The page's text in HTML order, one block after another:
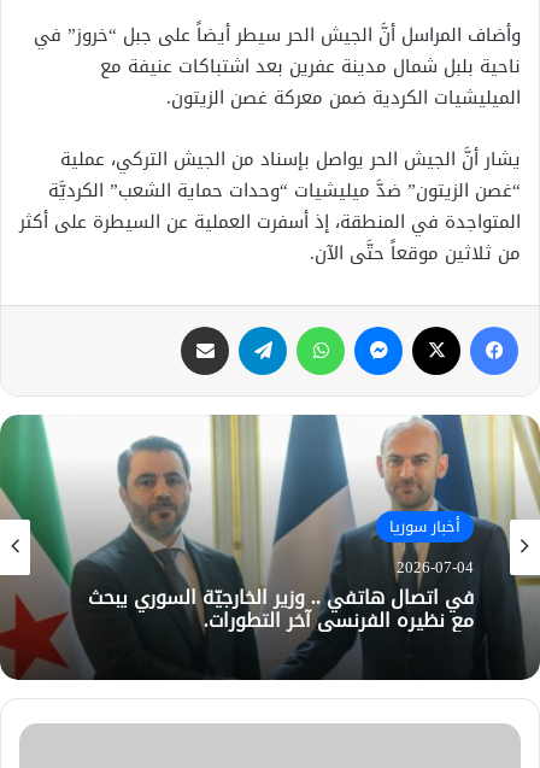
وأضاف المراسل أنَّ الجيش الحر سيطر أيضاً على جبل “خروز” في
ناحية بلبل شمال مدينة عفرين بعد اشتباكات عنيفة مع
الميليشيات الكردية ضمن معركة غصن الزيتون.
يشار أنَّ الجيش الحر يواصل بإسناد من الجيش التركي، عملية
“غصن الزيتون” ضدَّ ميليشيات “وحدات حماية الشعب” الكرديَّة
المتواجدة في المنطقة، إذ أسفرت العملية عن السيطرة على أكثر
من ثلاثين موقعاً حتَّى الآن.
فيسبوك ماسنجر واتساب تيلقرام
أخبار سوريا
2026-07-04
في اتصال هاتفي .. وزير الخارجيّة السوري يبحث
مع نظيره الفرنسي آخر التطورات.